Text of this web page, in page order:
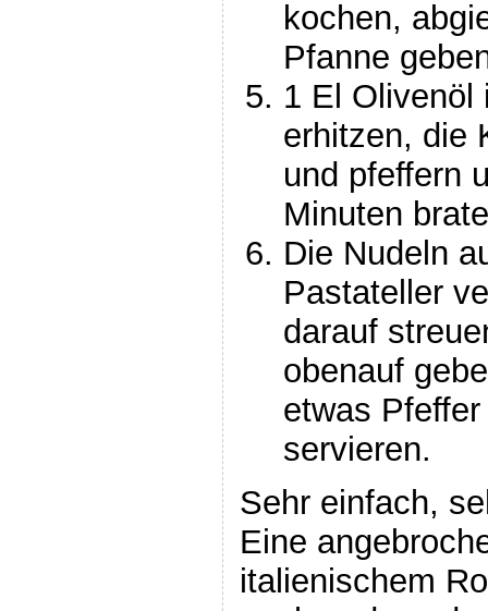
kochen,
Pfanne
1 El Olivenöl
erhitzen, die
und pfeffern
Minuten
Die Nudeln
Pastateller
darauf
obenauf
etwas
servieren.
Sehr einfach,
Eine
italienischem